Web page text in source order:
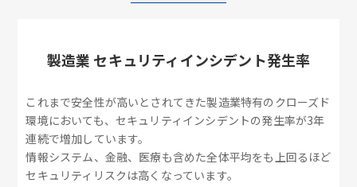
製造業 セキュリティインシデント発生率
これまで安全性が高いとされてきた製造業特有のクローズド
環境においても、セキュリティインシデントの発生率が3年
連続で増加しています。
情報システム、金融、医療も含めた全体平均をも上回るほど
セキュリティリスクは高くなっています。